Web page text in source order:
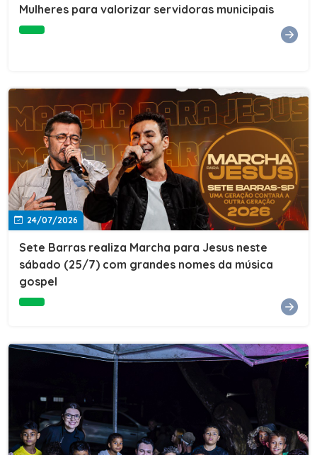
Mulheres para valorizar servidoras municipais
24/07/2026
Sete Barras realiza Marcha para Jesus neste
sábado (25/7) com grandes nomes da música
gospel